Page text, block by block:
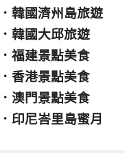
．韓國濟州島旅遊
．韓國大邱旅遊
．福建景點美食
．香港景點美食
．澳門景點美食
． 印尼峇里島蜜月